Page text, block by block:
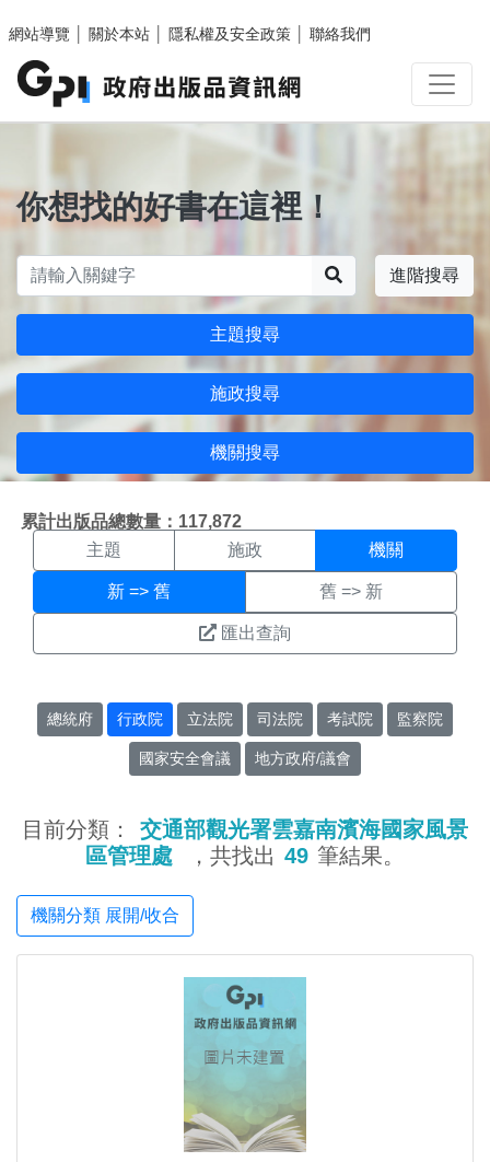
網站導覽
關於本站 隱私權及安全政策 聯絡我們
你想找的好書在這裡！
進階搜尋
主題搜尋
施政搜尋
機關搜尋
累計出版品總數量：117,872
機關搜尋結果頁面
主題 施政 機關
新 => 舊 舊 => 新
匯出查詢
總統府 行政院 立法院 司法院 考試院 監察院
國家安全會議 地方政府/議會
目前分類：
交通部觀光署雲嘉南濱海國家風景
區管理處
，共找出 49 筆結果。
機關分類 展開/收合